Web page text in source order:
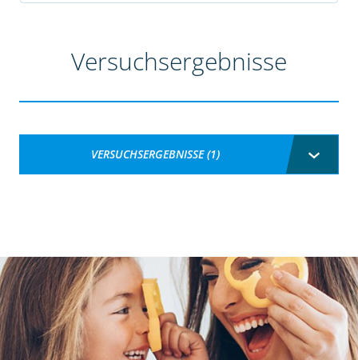
Versuchsergebnisse
VERSUCHSERGEBNISSE (1)